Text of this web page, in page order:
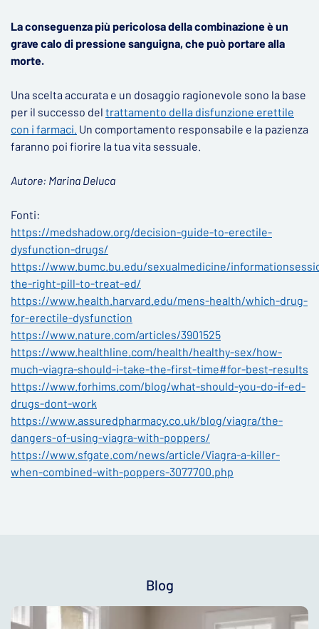
La conseguenza più pericolosa della combinazione è un
grave calo di pressione sanguigna, che può portare alla
morte.
Una scelta accurata e un dosaggio ragionevole sono la base
per il successo del trattamento della disfunzione erettile
con i farmaci. Un comportamento responsabile e la pazienza
faranno poi fiorire la tua vita sessuale.
Autore: Marina Deluca
Fonti:
https://medshadow.org/decision-guide-to-erectile-
dysfunction-drugs/
https://www.bumc.bu.edu/sexualmedicine/
the-right-pill-to-treat-ed/
https://www.health.harvard.edu/mens-health/which-drug-
for-erectile-dysfunction
https://www.nature.com/articles/3901525
https://www.healthline.com/health/healthy-sex/how-
much-viagra-should-i-take-the-first-time#for-best-results
https://www.forhims.com/blog/what-should-you-do-if-ed-
drugs-dont-work
https://www.assuredpharmacy.co.uk/blog/viagra/the-
dangers-of-using-viagra-with-poppers/
https://www.sfgate.com/news/article/Viagra-a-killer-
when-combined-with-poppers-3077700.php
Blog